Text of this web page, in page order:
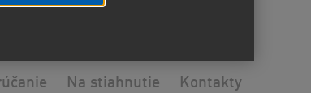
Na stiahnutie Kontakty